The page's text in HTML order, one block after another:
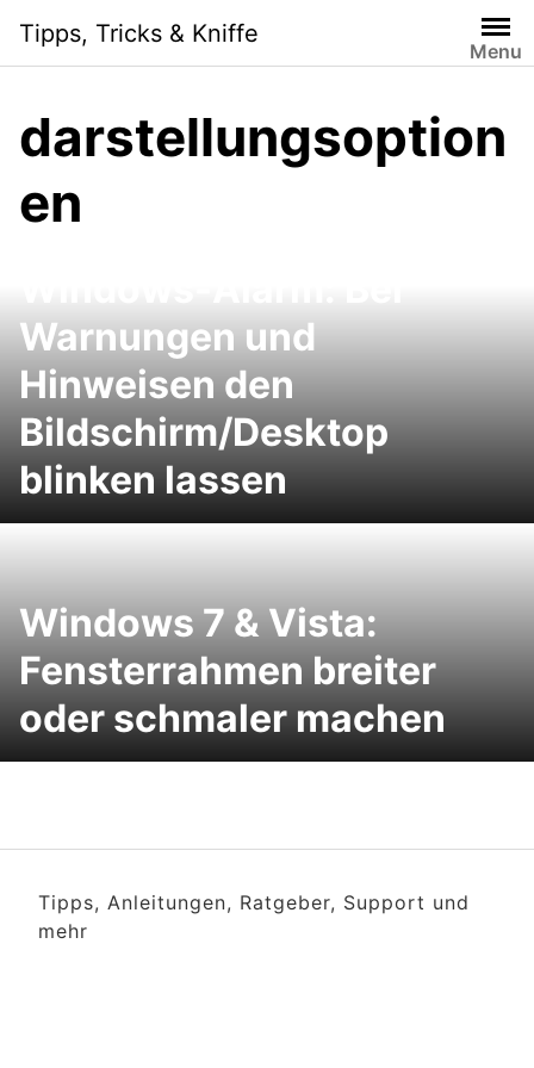
content
Tipps, Tricks & Kniffe
Menu
darstellungsoption
en
Warnungen und
Hinweisen den
Bildschirm/Desktop
blinken lassen
Windows 7 & Vista:
Fensterrahmen breiter
oder schmaler machen
Tipps, Anleitungen, Ratgeber, Support und
mehr